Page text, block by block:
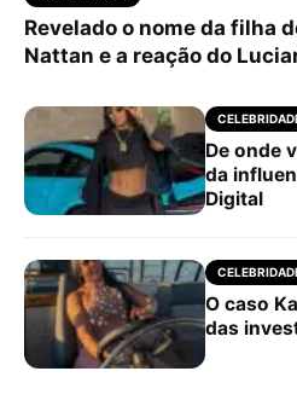
Revelado o nome da filha
Nattan e a reação do
De onde
da
Digital
O caso
das